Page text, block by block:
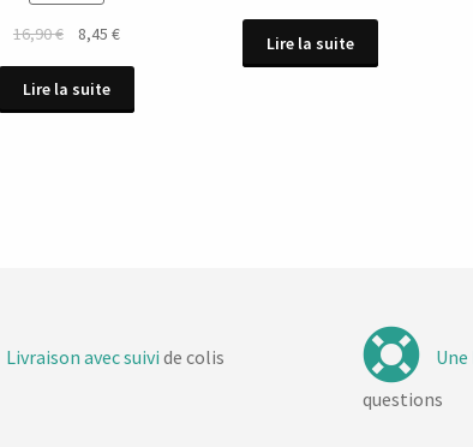
16,90€
Le
initial
était :
8,45 €Le
est :
Lire la suite
Lire la suite
Livraison avec suivi de colis Une
questions